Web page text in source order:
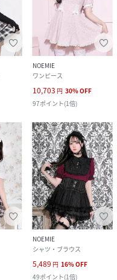
NOEMIE
ワンピース
10,703 円 30%OFF
97ポイント(1倍)
NOEMIE
シャツ・ブラウス
5,489 円 16%OFF
49ポイント(1倍)